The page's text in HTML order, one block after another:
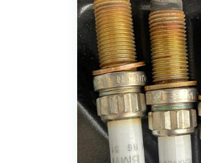
Obtenha